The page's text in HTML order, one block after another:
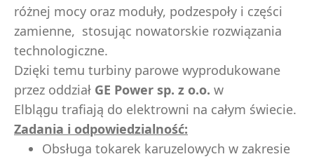
różnej mocy oraz moduły, podzespoły i części
zamienne, stosując nowatorskie rozwiązania
technologiczne.
Dzięki temu turbiny parowe wyprodukowane
przez oddział GE Power sp. z o.o. w
Elblągu trafiają do elektrowni na całym świecie.
Zadania i odpowiedzialność:
Obsługa tokarek karuzelowych w zakresie